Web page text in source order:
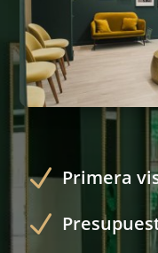
N Primera
N